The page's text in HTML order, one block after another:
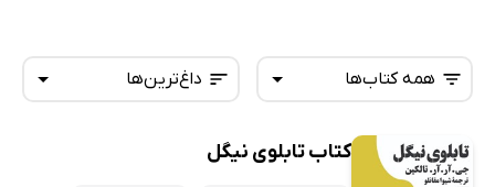
داغ‌ترین‌ها
تازه‌ها
همه کتاب‌ها
همه کتاب‌ها
کتاب تابلوی نیگل